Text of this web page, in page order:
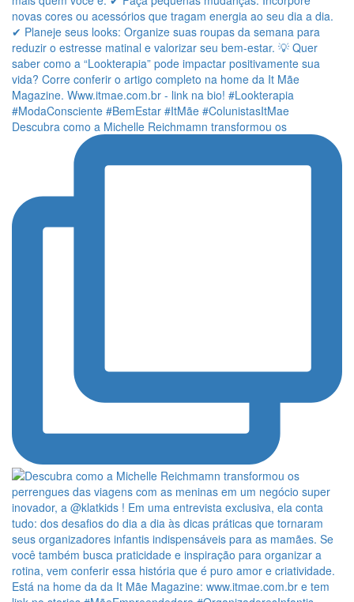
Descubra como a Michelle Reichmamn transformou os